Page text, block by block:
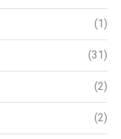
(1)
(31)
(2)
(2)